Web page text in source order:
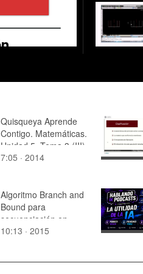
Quisqueya Aprende
Contigo. Matemáticas.
Unidad 5. Tema 3 (III)
7:05 · 2014
Algoritmo Branch and
Bound para
secuenciación en
configuraciones 1/ri
10:13 · 2015